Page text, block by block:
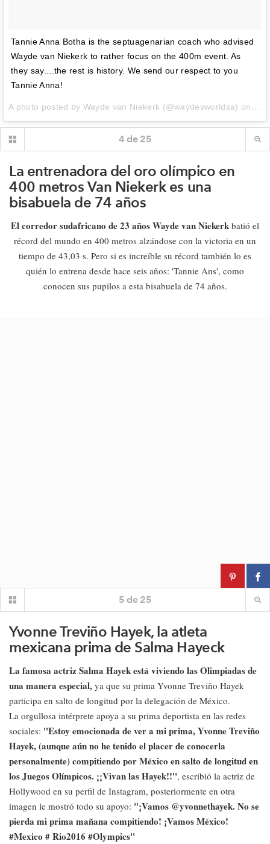
Tannie Anna Botha is the septuagenarian coach who advised
Wayde van Niekerk to rather focus on the 400m event. As
they say....the rest is history. We send our respect to you
Tannie Anna!
A photo posted by Wayde van Niekerk (@waydesworldsa) onJul
4 de 25
La entrenadora del oro olímpico en
400 metros Van Niekerk es una
bisabuela de 74 años
El corredor sudafricano de 23 años Wayde van Niekerk batió el
récord del mundo en 400 metros alzándose con la victoria en un
tiempo de 43,03 s. Pero si es increíble su récord también lo es
quién lo entrena desde hace seis años: 'Tannie Ans', como
conocen sus pupilos a esta bisabuela de 74 años.
5 de 25
Yvonne Treviño Hayek, la atleta
mexicana prima de Salma Hayeck
La famosa actriz Salma Hayek está viviendo las Olimpiadas de
una manera especial, ya que su prima Yvonne Treviño Hayek
participa en salto de longitud por la delegación de México.
La orgullosa intérprete apoya a su prima deportista en las redes
sociales: ''Estoy emocionada de ver a mi prima, Yvonne Treviño
Hayek, (aunque aún no he tenido el placer de conocerla
personalmente) compitiendo por México en salto de longitud en
los Juegos Olímpicos. ¡¡Vivan las Hayek!!'', escribió la actriz de
Hollywood en su perfil de Instagram, posteriormente en otra
imagen le mostró todo su apoyo: ''¡Vamos @yvonnethayek. No se
pierda mi prima mañana compitiendo! ¡Vamos México!
#Mexico # Rio2016 #Olympics''